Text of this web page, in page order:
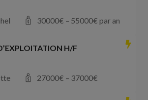
30000€ – 55000€ par an
H/F
27000€ – 37000€